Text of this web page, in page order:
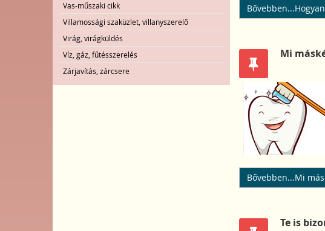
Vas-műszaki cikk
Villamossági szaküzlet, villanyszerelő
Virág, virágküldés
Víz, gáz, fűtésszerelés
Zárjavítás, zárcsere
Mi
Bővebben...Mi
Te is